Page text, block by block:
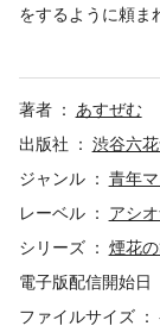
をするように頼ま
かりながらも、
著者
あすぜむ
出版社
渋谷六
ジャンル
青年
レーベル
アシ
シリーズ
煙花
電子版配信開始日
ファイルサイズ